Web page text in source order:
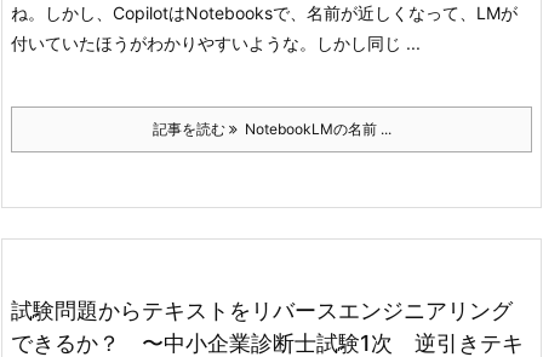
ね。
しかし、CopilotはNotebooksで、名前が近しくなって、LMが
付いていたほうがわかりやすいような。
しかし同じ ...
記事を読む NotebookLMの名前 ...
試験問題からテキストをリバースエンジニアリング
できるか？ 〜中小企業診断士試験1次 逆引きテキ